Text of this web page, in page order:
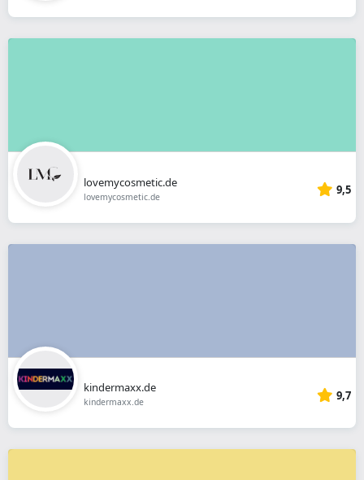
lovemycosmetic.de
lovemycosmetic.de 9,5
kindermaxx.de
kindermaxx.de 9,7